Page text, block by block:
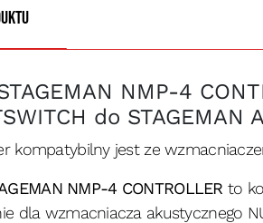
NMP-4
do STAGEMAN
kompatybilny jest ze
NMP-4 CONTROLLER to
dla wzmacniacza akustycznego